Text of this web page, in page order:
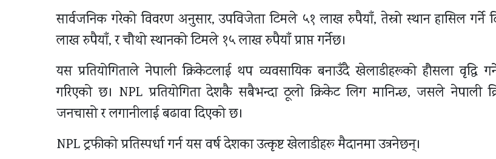
सार्वजनिक गरेको विवरण अनुसार, उपविजेता टिमले ५१ लाख रुपैयाँ, तेस्रो स्थान हासिल गर्ने
लाख रुपैयाँ, र चौथो स्थानको टिमले १५ लाख रुपैयाँ प्राप्त गर्नेछ।
यस प्रतियोगिताले नेपाली क्रिकेटलाई थप व्यवसायिक बनाउँदै खेलाडीहरूको हौसला वृद्धि
गरिएको छ। NPL प्रतियोगिता देशकै सबैभन्दा ठूलो क्रिकेट लिग मानिन्छ, जसले नेपाली
जनचासो र लगानीलाई बढावा दिएको छ।
NPL ट्रफीको प्रतिस्पर्धा गर्न यस वर्ष देशका उत्कृष्ट खेलाडीहरू मैदानमा उत्रनेछन्।